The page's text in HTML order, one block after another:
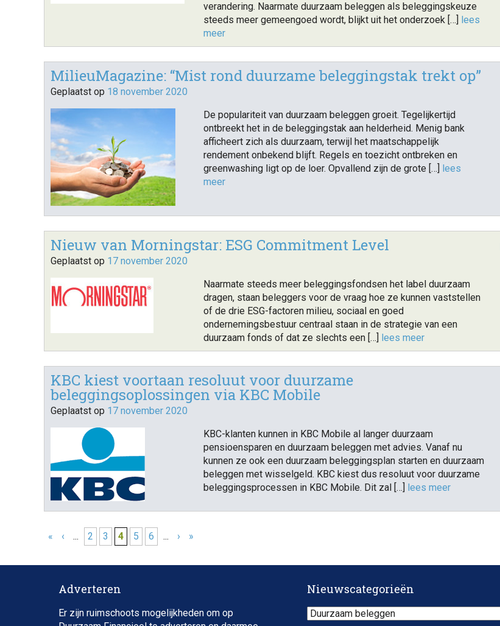
verandering. Naarmate duurzaam beleggen als beleggingskeuze
steeds meer gemeengoed wordt, blijkt uit het onderzoek […] lees
meer
MilieuMagazine: “Mist rond duurzame beleggingstak trekt op”
Geplaatst op 18 november 2020
De populariteit van duurzaam beleggen groeit. Tegelijkertijd
ontbreekt het in de beleggingstak aan helderheid. Menig bank
afficheert zich als duurzaam, terwijl het maatschappelijk
rendement onbekend blijft. Regels en toezicht ontbreken en
greenwashing ligt op de loer. Opvallend zijn de grote […] lees
meer
Nieuw van Morningstar: ESG Commitment Level
Geplaatst op 17 november 2020
Naarmate steeds meer beleggingsfondsen het label duurzaam
dragen, staan beleggers voor de vraag hoe ze kunnen vaststellen
of de drie ESG-factoren milieu, sociaal en goed
ondernemingsbestuur centraal staan in de strategie van een
duurzaam fonds of dat ze slechts een […] lees meer
KBC kiest voortaan resoluut voor duurzame
beleggingsoplossingen via KBC Mobile
Geplaatst op 17 november 2020
KBC-klanten kunnen in KBC Mobile al langer duurzaam
pensioensparen en duurzaam beleggen met advies. Vanaf nu
kunnen ze ook een duurzaam beleggingsplan starten en duurzaam
beleggen met wisselgeld. KBC kiest dus resoluut voor duurzame
beleggingsprocessen in KBC Mobile. Dit zal […] lees meer
« ‹ ... 2 3 4 5 6 ... › »
Adverteren
Er zijn ruimschoots mogelijkheden om op
Nieuwscategorieën
Nieuwscategorieën